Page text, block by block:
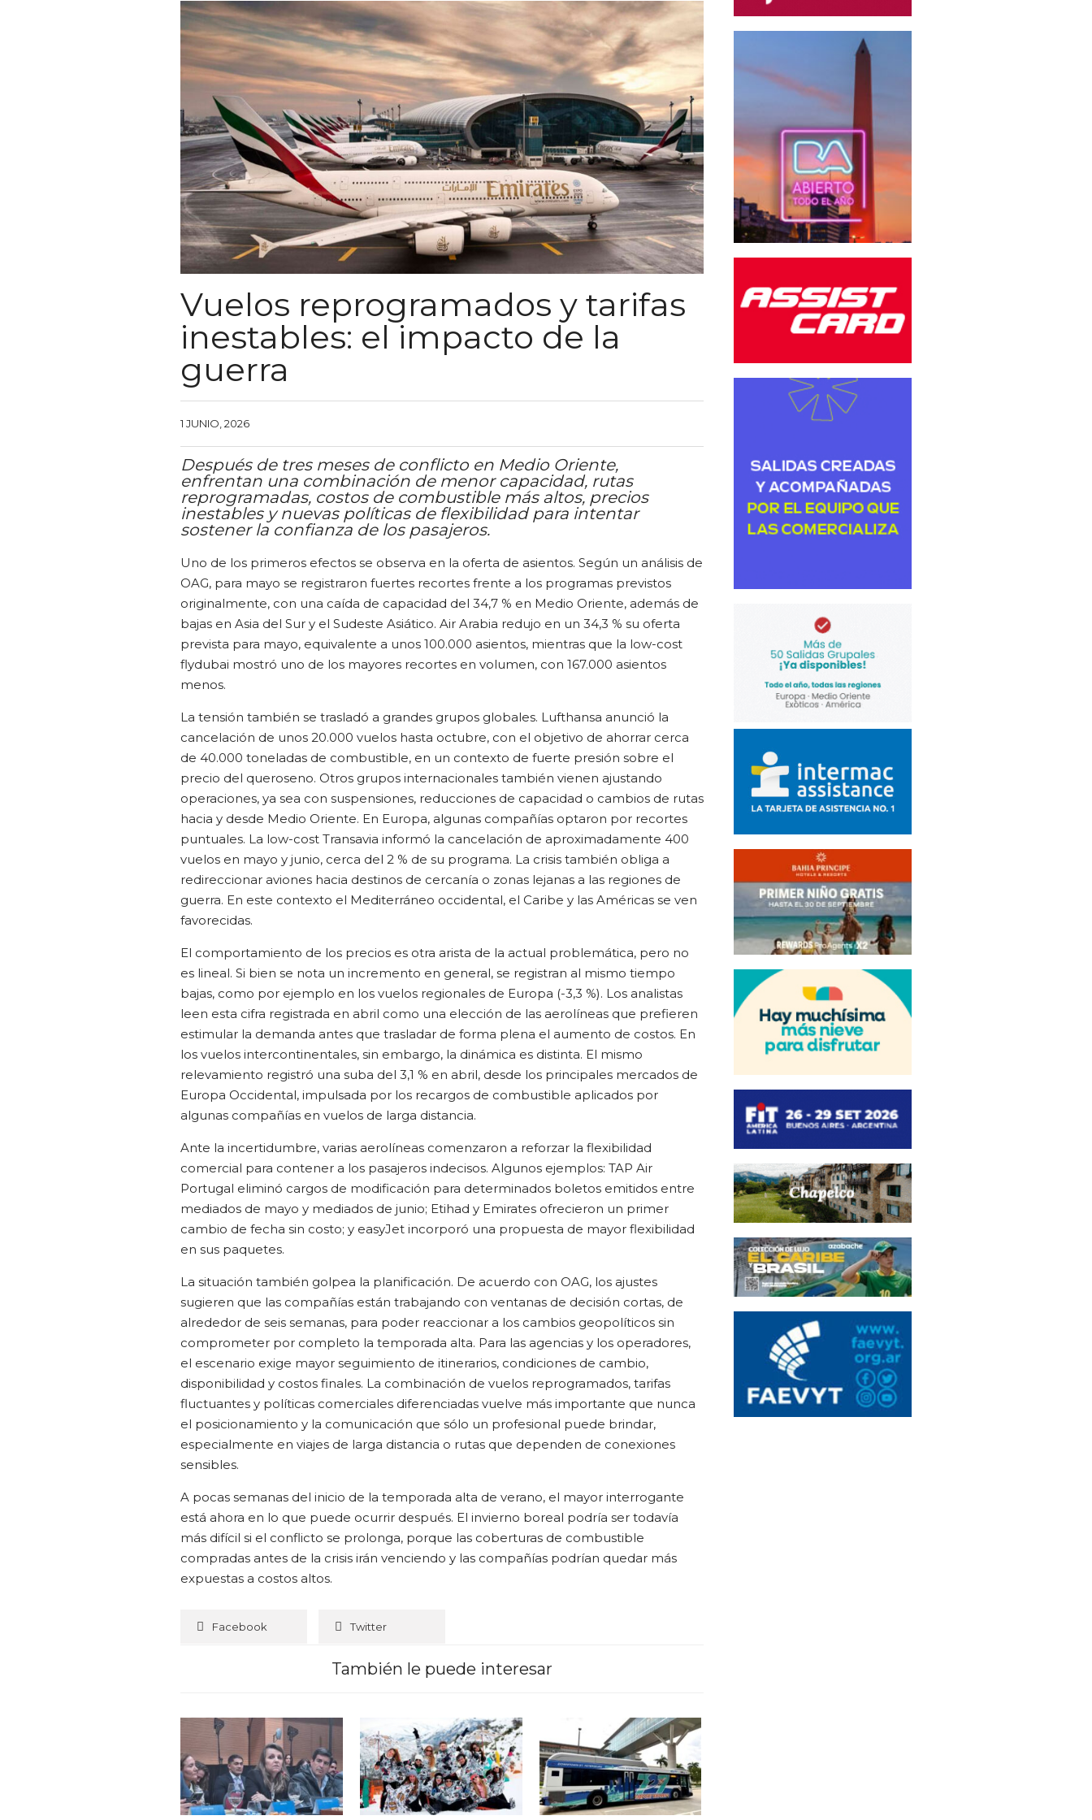
Vuelos reprogramados y tarifas
inestables: el impacto de la
guerra
1 JUNIO, 2026
Después de tres meses de conflicto en Medio Oriente,
enfrentan una combinación de menor capacidad, rutas
reprogramadas, costos de combustible más altos, precios
inestables y nuevas políticas de flexibilidad para intentar
sostener la confianza de los pasajeros.
Uno de los primeros efectos se observa en la oferta de asientos. Según un análisis de
OAG, para mayo se registraron fuertes recortes frente a los programas previstos
originalmente, con una caída de capacidad del 34,7 % en Medio Oriente, además de
bajas en Asia del Sur y el Sudeste Asiático. Air Arabia redujo en un 34,3 % su oferta
prevista para mayo, equivalente a unos 100.000 asientos, mientras que la low-cost
flydubai mostró uno de los mayores recortes en volumen, con 167.000 asientos
menos.
La tensión también se trasladó a grandes grupos globales. Lufthansa anunció la
cancelación de unos 20.000 vuelos hasta octubre, con el objetivo de ahorrar cerca
de 40.000 toneladas de combustible, en un contexto de fuerte presión sobre el
precio del queroseno. Otros grupos internacionales también vienen ajustando
operaciones, ya sea con suspensiones, reducciones de capacidad o cambios de rutas
hacia y desde Medio Oriente. En Europa, algunas compañías optaron por recortes
puntuales. La low-cost Transavia informó la cancelación de aproximadamente 400
vuelos en mayo y junio, cerca del 2 % de su programa. La crisis también obliga a
redireccionar aviones hacia destinos de cercanía o zonas lejanas a las regiones de
guerra. En este contexto el Mediterráneo occidental, el Caribe y las Américas se ven
favorecidas.
El comportamiento de los precios es otra arista de la actual problemática, pero no
es lineal. Si bien se nota un incremento en general, se registran al mismo tiempo
bajas, como por ejemplo en los vuelos regionales de Europa (-3,3 %). Los analistas
leen esta cifra registrada en abril como una elección de las aerolíneas que prefieren
estimular la demanda antes que trasladar de forma plena el aumento de costos. En
los vuelos intercontinentales, sin embargo, la dinámica es distinta. El mismo
relevamiento registró una suba del 3,1 % en abril, desde los principales mercados de
Europa Occidental, impulsada por los recargos de combustible aplicados por
algunas compañías en vuelos de larga distancia.
Ante la incertidumbre, varias aerolíneas comenzaron a reforzar la flexibilidad
comercial para contener a los pasajeros indecisos. Algunos ejemplos: TAP Air
Portugal eliminó cargos de modificación para determinados boletos emitidos entre
mediados de mayo y mediados de junio; Etihad y Emirates ofrecieron un primer
cambio de fecha sin costo; y easyJet incorporó una propuesta de mayor flexibilidad
en sus paquetes.
La situación también golpea la planificación. De acuerdo con OAG, los ajustes
sugieren que las compañías están trabajando con ventanas de decisión cortas, de
alrededor de seis semanas, para poder reaccionar a los cambios geopolíticos sin
comprometer por completo la temporada alta. Para las agencias y los operadores,
el escenario exige mayor seguimiento de itinerarios, condiciones de cambio,
disponibilidad y costos finales. La combinación de vuelos reprogramados, tarifas
fluctuantes y políticas comerciales diferenciadas vuelve más importante que nunca
el posicionamiento y la comunicación que sólo un profesional puede brindar,
especialmente en viajes de larga distancia o rutas que dependen de conexiones
sensibles.
A pocas semanas del inicio de la temporada alta de verano, el mayor interrogante
está ahora en lo que puede ocurrir después. El invierno boreal podría ser todavía
más difícil si el conflicto se prolonga, porque las coberturas de combustible
compradas antes de la crisis irán venciendo y las compañías podrían quedar más
expuestas a costos altos.
Facebook Twitter
También le puede interesar